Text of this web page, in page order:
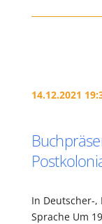
14.12.2021
In Deutscher-,
Sprache Um